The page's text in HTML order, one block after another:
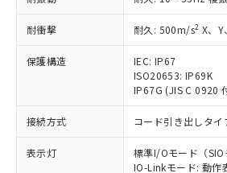
耐衝撃 耐久: 500m/s2 X、
保護構造
IEC: IP67
ISO20653: IP69K
IP67G (JIS C 0920
接続方式 コード引き出しタ
表示灯
標準I/Oモード（
IO-Linkモード: 動作
了承ください。
正式な納期状況および標
様のお取引先、または
ムロン制御機器販売店・
ご相談ください。
オムロン制御機器販売店
販売ネットワーク
ください。
在庫状況および標準価
事前の承諾なく第三者
(PBDE) 1000ppm以下、フタル酸ビス
ル) (DEHP)(別名：DOP) 1000ppm以
ルベンジル（BBP） 1000ppm以下、
（DBP） 1000ppm以下、フタル酸
(DIBP) 1000ppm以下
但し、RoHS指令で産業用監視および制
適用除外項目は除く。
フタル酸エステル類の４物質について
図的な使用がないことを確認していま
※2 対応予定月
Cr(Ⅵ)(六価クロム) : 1000ppm、 PBBs(
ニル類) : 1000ppm、 PBDEs(ポリ臭化
ル類) : 1000ppm、
ル) : 1000ppm、
DEHP(フタル酸ビス(2-エチルヘキシル
※2 環境保護使用期限
「ｅ」：有害物質（10物質）
とります。
当社は規制貨物を破棄す
全に破砕するなど、違
いよう必要な手段を講じ
当社は貴社製品を、核兵
ル、化学兵器、生物兵器
武器並びにこれらの製
使用いたしません。
当社は、貴社製品を第
場合は、上記1、2およ
一定数以上の在庫あ
一定数には満たない
在庫なし(最新の在
いては、お客様の
たはお客様担当の
機器販売店・当社販
認ください)